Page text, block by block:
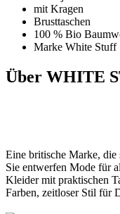
mit Kragen
Brusttaschen
100 % Bio
Marke White Stuff
Über WHITE
Eine britische Marke, die
Sie entwerfen Mode für
Kleider mit praktischen
Farben, zeitloser Stil für